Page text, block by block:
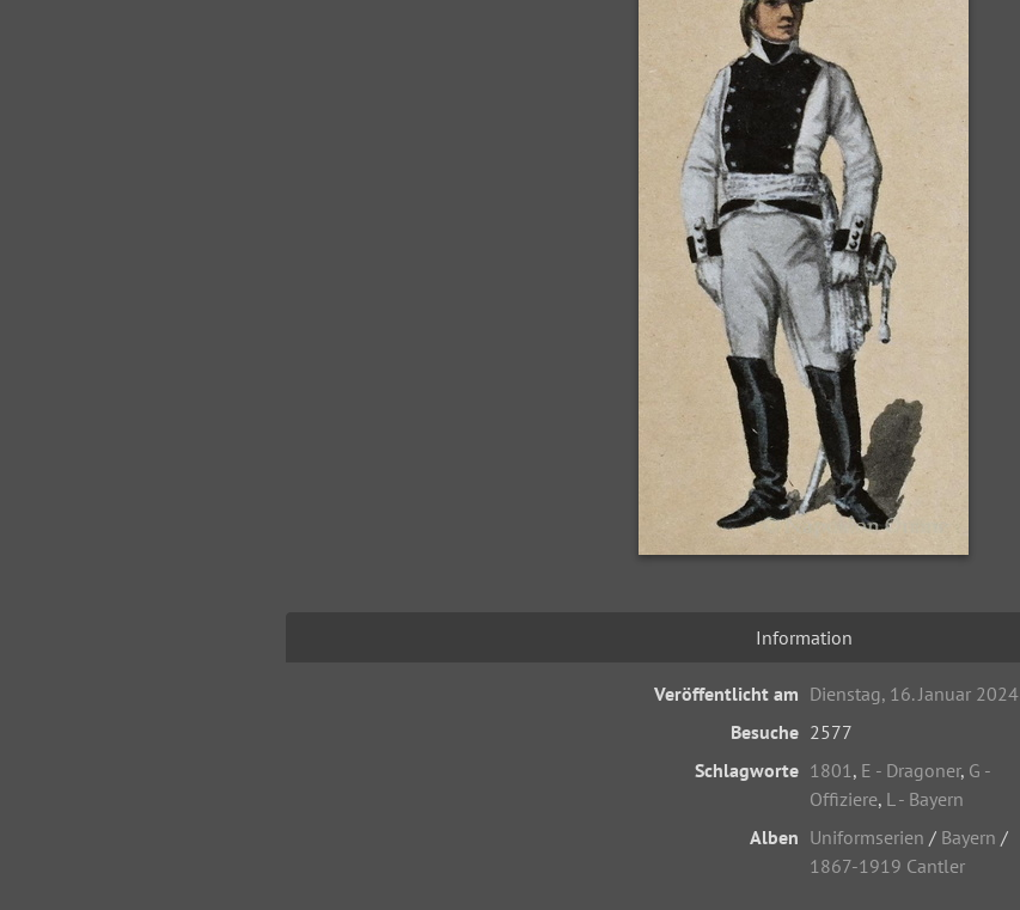
Information
Veröffentlicht am Dienstag, 16. Januar 2024
Besuche 2577
Schlagworte 1801, E - Dragoner, G -
Offiziere, L - Bayern
Alben Uniformserien / Bayern /
1867-1919 Cantler